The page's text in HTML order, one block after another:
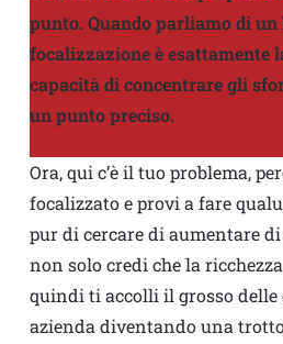
punto. Quando parliamo di un
focalizzazione è esattamente
capacità di concentrare gli
un punto preciso.
Ora, qui c’è il tuo problema,
focalizzato e provi a fare
pur di cercare di aumentare
non solo credi che la
quindi ti accolli il grosso delle
azienda diventando una